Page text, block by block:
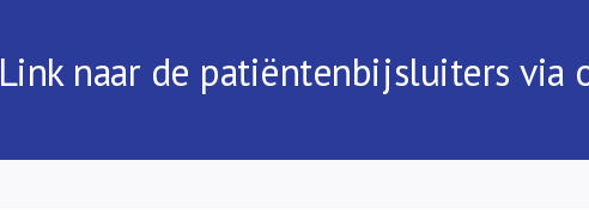
Link naar de patiëntenbijsluiters via